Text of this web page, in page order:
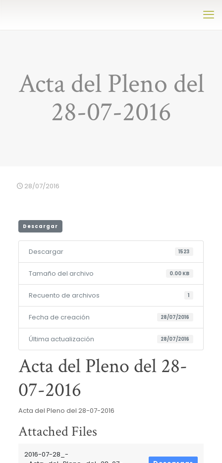
Acta del Pleno del
28-07-2016
28/07/2016
Descargar
Descargar 1523
Tamaño del archivo 0.00 KB
Recuento de archivos 1
Fecha de creación 28/07/2016
Última actualización 28/07/2016
Acta del Pleno del 28-
07-2016
Acta del Pleno del 28-07-2016
Attached Files
2016-07-28_-